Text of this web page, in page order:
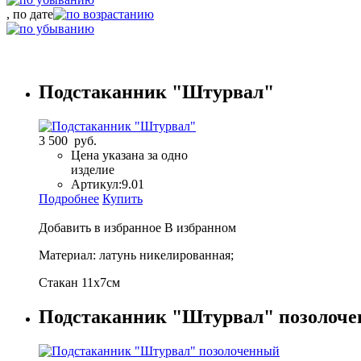
, по дате
Подстаканник "Штурвал"
3 500 руб.
Цена указана за одно
изделие
Артикул:9.01
Подробнее Купить
Добавить в избранное В избранном
Материал: латунь никелированная;
Стакан 11х7см
Подстаканник "Штурвал"